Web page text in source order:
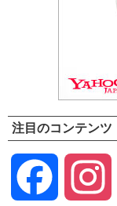
注目のコンテンツ
Facebook